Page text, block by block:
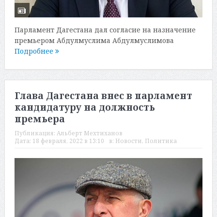
Парламент Дагестана дал согласие на назначение
премьером Абдулмуслима Абдулмуслимова
Подробнее
Глава Дагестана внес в парламент
кандидатуру на должность
премьера
Публикация: Альберт Мехтиханов
Дата: 18 февраля, 2022 в 13:10 в: Новости, Политика